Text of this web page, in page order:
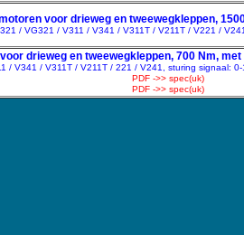
voor drieweg en tweewegkleppen,
/ VG321 / V311 / V341 / V311T / V211T / V221 /
drieweg en tweewegkleppen, 700 Nm,
/ V341 / V311T / V211T / 221 / V241, sturing signaal:
PDF ->> spec(uk)
PDF ->> spec(uk)